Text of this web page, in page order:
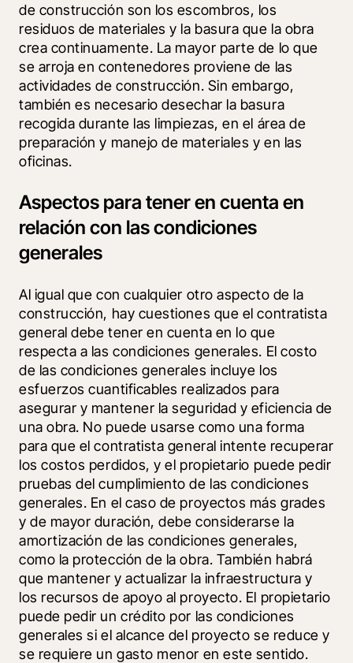
de construcción son los escombros, los
residuos de materiales y la basura que la obra
crea continuamente. La mayor parte de lo que
se arroja en contenedores proviene de las
actividades de construcción. Sin embargo,
también es necesario desechar la basura
recogida durante las limpiezas, en el área de
preparación y manejo de materiales y en las
oficinas.
Aspectos para tener en cuenta en
relación con las condiciones
generales
Al igual que con cualquier otro aspecto de la
construcción, hay cuestiones que el contratista
general debe tener en cuenta en lo que
respecta a las condiciones generales. El costo
de las condiciones generales incluye los
esfuerzos cuantificables realizados para
asegurar y mantener la seguridad y eficiencia de
una obra. No puede usarse como una forma
para que el contratista general intente recuperar
los costos perdidos, y el propietario puede pedir
pruebas del cumplimiento de las condiciones
generales. En el caso de proyectos más grades
y de mayor duración, debe considerarse la
amortización de las condiciones generales,
como la protección de la obra. También habrá
que mantener y actualizar la infraestructura y
los recursos de apoyo al proyecto. El propietario
puede pedir un crédito por las condiciones
generales si el alcance del proyecto se reduce y
se requiere un gasto menor en este sentido.